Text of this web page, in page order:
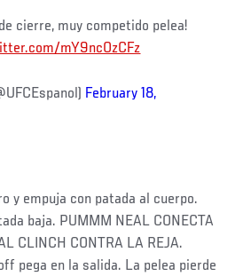
cierre, muy competido pelea!
mY9ncOzCFz
February 18,
y empuja con patada al cuerpo.
baja. PUMMM NEAL CONECTA
CLINCH CONTRA LA REJA.
pega en la salida. La pelea pierde